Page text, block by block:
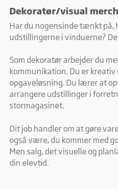
Dekoratør/visual
Har du nogensinde tænkt på,
udstillingerne i vinduerne?
Som dekoratør arbejder du
kommunikation. Du er
opgaveløsning. Du lærer at
arrangere udstillinger i
stormagasinet.
Dit job handler om at gøre
også være, du kommer med
Men salg, det visuelle og
din elevtid.